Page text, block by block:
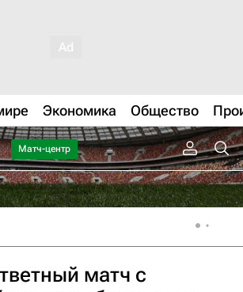
Экономика Общество
Матч-центр
матч с